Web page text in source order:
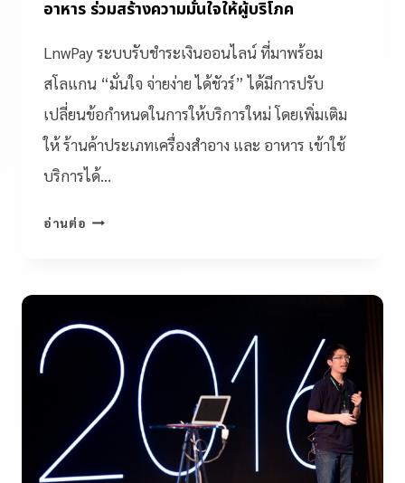
อาหาร ร่วมสร้างความมั่นใจให้ผู้บริโภค
LnwPay ระบบรับชำระเงินออนไลน์ ที่มาพร้อม
สโลแกน “มั่นใจ จ่ายง่าย ได้ชัวร์” ได้มีการปรับ
เปลี่ยนข้อกำหนดในการให้บริการใหม่ โดยเพิ่มเติม
ให้ ร้านค้าประเภทเครื่องสำอาง และ อาหาร เข้าใช้
บริการได้…
อ่านต่อ